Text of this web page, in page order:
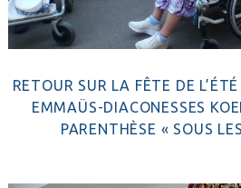
RETOUR SUR LA FÊTE DE
EMMAÜS-DIACONESSES
PARENTHÈSE « SOUS